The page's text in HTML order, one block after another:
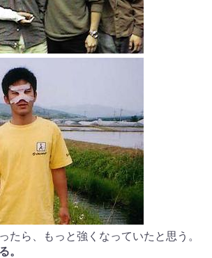
たら、もっと強くなっていたと思う。
。